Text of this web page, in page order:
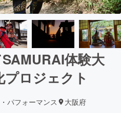
体験大
ロジェクト
パフォーマンス 大阪府